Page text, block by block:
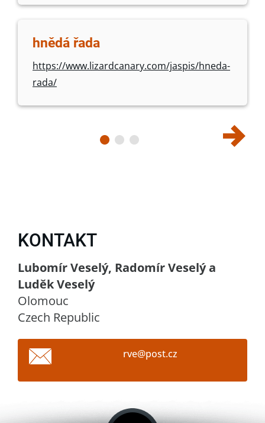
hnědá řada
https://www.lizardcanary.com/jaspis/hneda-
rada/
KONTAKT
Lubomír Veselý, Radomír Veselý a
Luděk Veselý
Olomouc
Czech Republic
rve@post.cz